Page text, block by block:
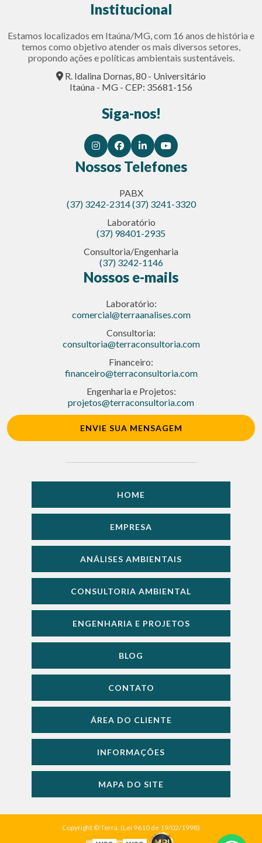
Institucional
Estamos localizados em Itaúna/MG, com 16 anos de história e
temos como objetivo atender os mais diversos setores,
propondo ações e políticas ambientais sustentáveis.
R. Idalina Dornas, 80 - Universitário
Itaúna - MG - CEP: 35681-156
Siga-nos!
Nossos Telefones
PABX
(37) 3242-2314(37) 3241-3320
Laboratório
(37) 98401-2935
Consultoria/Engenharia
(37) 3242-1146
Nossos e-mails
Laboratório:
comercial@terraanalises.com
Consultoria:
consultoria@terraconsultoria.com
Financeiro:
financeiro@terraconsultoria.com
Engenharia e Projetos:
projetos@terraconsultoria.com
ENVIE SUA MENSAGEM
HOME
EMPRESA
ANÁLISES AMBIENTAIS
CONSULTORIA AMBIENTAL
ENGENHARIA E PROJETOS
BLOG
CONTATO
ÁREA DO CLIENTE
INFORMAÇÕES
MAPA DO SITE
Copyright © Terra. (Lei 9610 de 19/02/1998)